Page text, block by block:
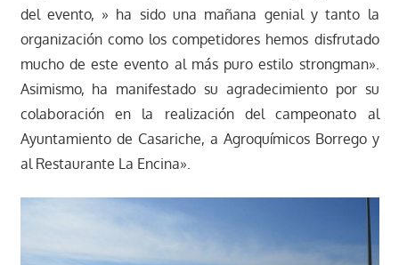
del evento, » ha sido una mañana genial y tanto la
organización como los competidores hemos disfrutado
mucho de este evento al más puro estilo strongman».
Asimismo, ha manifestado su agradecimiento por su
colaboración en la realización del campeonato al
Ayuntamiento de Casariche, a Agroquímicos Borrego y
al Restaurante La Encina».